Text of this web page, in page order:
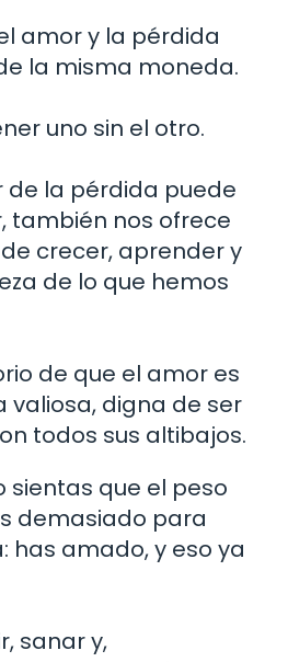
amor y la pérdida
la misma moneda.
uno sin el otro.
de la pérdida puede
también nos ofrece
crecer, aprender y
de lo que hemos
de que el amor es
valiosa, digna de ser
todos sus altibajos.
sientas que el peso
demasiado para
has amado, y eso ya
sanar y,